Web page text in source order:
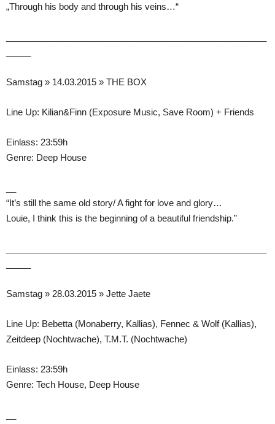
„Through his body and through his veins…“
Samstag » 14.03.2015 » THE BOX
Line Up: Kilian&Finn (Exposure Music, Save Room) + Friends
Einlass: 23:59h
Genre: Deep House
“It’s still the same old story/ A fight for love and glory…
Louie, I think this is the beginning of a beautiful friendship.”
Samstag » 28.03.2015 » Jette Jaete
Line Up: Bebetta (Monaberry, Kallias), Fennec & Wolf (Kallias),
Zeitdeep (Nochtwache), T.M.T. (Nochtwache)
Einlass: 23:59h
Genre: Tech House, Deep House